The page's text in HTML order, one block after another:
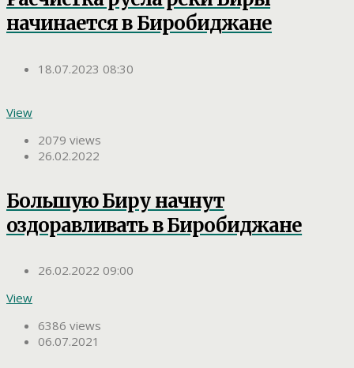
начинается в Биробиджане
18.07.2023 08:30
View
2079 views
26.02.2022
Большую Биру начнут
оздоравливать в Биробиджане
26.02.2022 09:00
View
6386 views
06.07.2021